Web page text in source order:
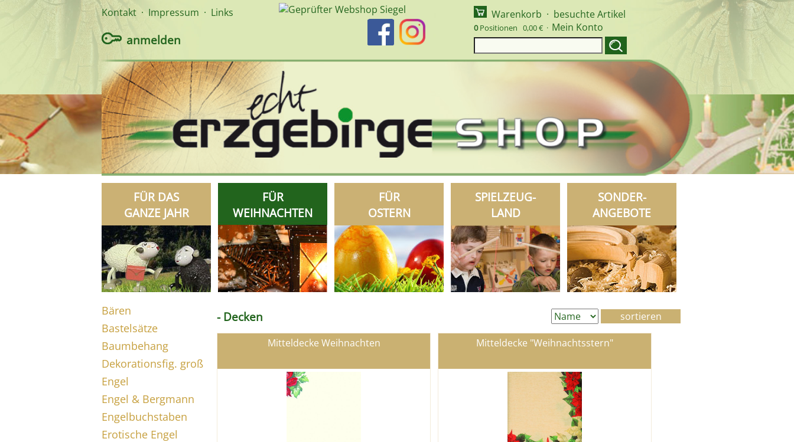
Kontakt · Impressum · Links
anmelden
Warenkorb · besuchte Artikel
0Positionen 0,00 € · Mein Konto
FÜR DAS
GANZE JAHR
FÜR
WEIHNACHTEN
FÜR
OSTERN
SPIELZEUG-
LAND
SONDER-
ANGEBOTE
Bären
Bastelsätze
Baumbehang
Dekorationsfig. groß
Engel
Engel & Bergmann
Engelbuchstaben
Erotische Engel
- Decken
Mitteldecke Weihnachten Mitteldecke "Weihnachtsstern"